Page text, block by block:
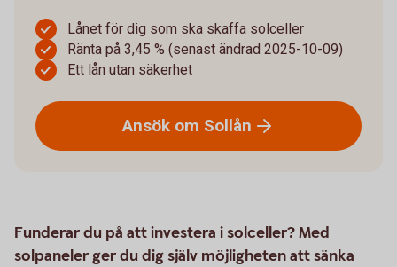
Lånet för dig som ska skaffa solceller
Ränta på 3,45 % (senast ändrad 2025-10-09)
Ett lån utan säkerhet
Ansök om Sollån
Funderar du på att investera i solceller? Med
solpaneler ger du dig själv möjligheten att sänka